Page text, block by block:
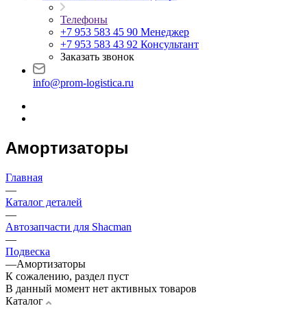
Телефоны
+7 953 583 45 90 Менеджер
+7 953 583 43 92 Консультант
Заказать звонок
info@prom-logistica.ru
Амортизаторы
Главная
—
Каталог деталей
—
Автозапчасти для Shacman
—
Подвеска
—Амортизаторы
К сожалению, раздел пуст
В данный момент нет активных товаров
Каталог